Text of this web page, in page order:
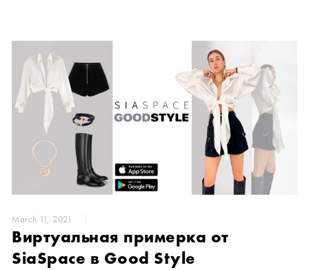
March 11, 2021
Виртуальная примерка от
SiaSpace в Good Style